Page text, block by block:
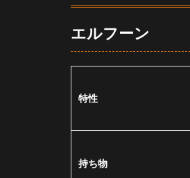
4.1.3
切って
いる対
面
さ
エルフーン
特性
持ち物